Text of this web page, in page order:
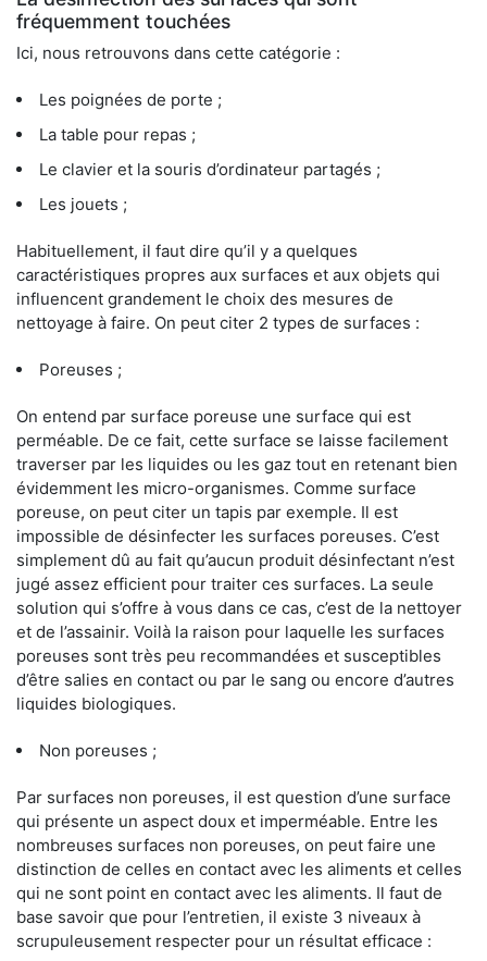
fréquemment touchées
Ici, nous retrouvons dans cette catégorie :
Les poignées de porte ;
La table pour repas ;
Le clavier et la souris d’ordinateur partagés ;
Les jouets ;
Habituellement, il faut dire qu’il y a quelques
caractéristiques propres aux surfaces et aux objets qui
influencent grandement le choix des mesures de
nettoyage à faire. On peut citer 2 types de surfaces :
Poreuses ;
On entend par surface poreuse une surface qui est
perméable. De ce fait, cette surface se laisse facilement
traverser par les liquides ou les gaz tout en retenant bien
évidemment les micro-organismes. Comme surface
poreuse, on peut citer un tapis par exemple. Il est
impossible de désinfecter les surfaces poreuses. C’est
simplement dû au fait qu’aucun produit désinfectant n’est
jugé assez efficient pour traiter ces surfaces. La seule
solution qui s’offre à vous dans ce cas, c’est de la nettoyer
et de l’assainir. Voilà la raison pour laquelle les surfaces
poreuses sont très peu recommandées et susceptibles
d’être salies en contact ou par le sang ou encore d’autres
liquides biologiques.
Non poreuses ;
Par surfaces non poreuses, il est question d’une surface
qui présente un aspect doux et imperméable. Entre les
nombreuses surfaces non poreuses, on peut faire une
distinction de celles en contact avec les aliments et celles
qui ne sont point en contact avec les aliments. Il faut de
base savoir que pour l’entretien, il existe 3 niveaux à
scrupuleusement respecter pour un résultat efficace :